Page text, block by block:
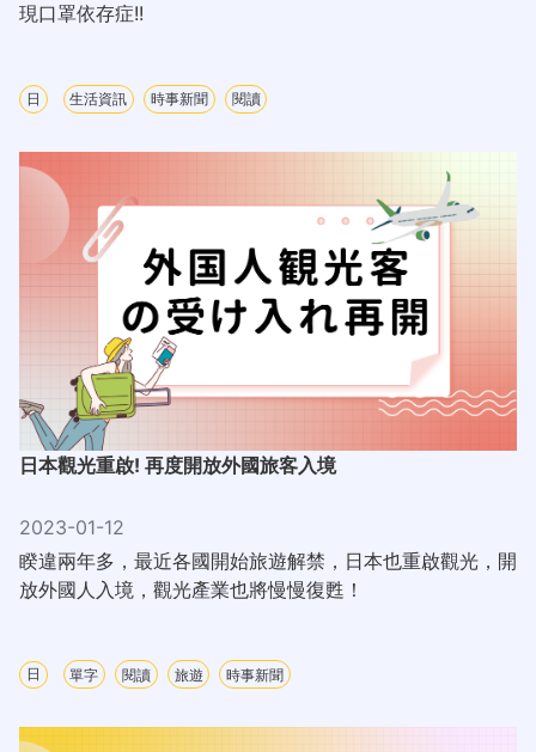
現口罩依存症!!
日 生活資訊 時事新聞 閱讀
日本觀光重啟! 再度開放外國旅客入境
2023-01-12
睽違兩年多，最近各國開始旅遊解禁，日本也重啟觀光，開
放外國人入境，觀光產業也將慢慢復甦！
日 單字 閱讀 旅遊 時事新聞